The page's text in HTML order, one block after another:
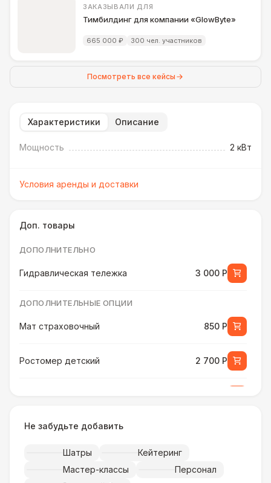
ЗАКАЗЫВАЛИ ДЛЯ
Тимбилдинг для компании «GlowByte»
665 000 ₽ 300 чел. участников
Посмотреть все кейсы
Характеристики Описание
Мощность 2 кВт
Условия аренды и доставки
Доп. товары
ДОПОЛНИТЕЛЬНО
Гидравлическая тележка 3 000 Р
ДОПОЛНИТЕЛЬНЫЕ ОПЦИИ
Мат страховочный 850 Р
Ростомер детский 2 700 Р
Музыкальное сопровождение
Не забудьте добавить
Шатры
Кейтеринг
Мастер-классы
Персонал